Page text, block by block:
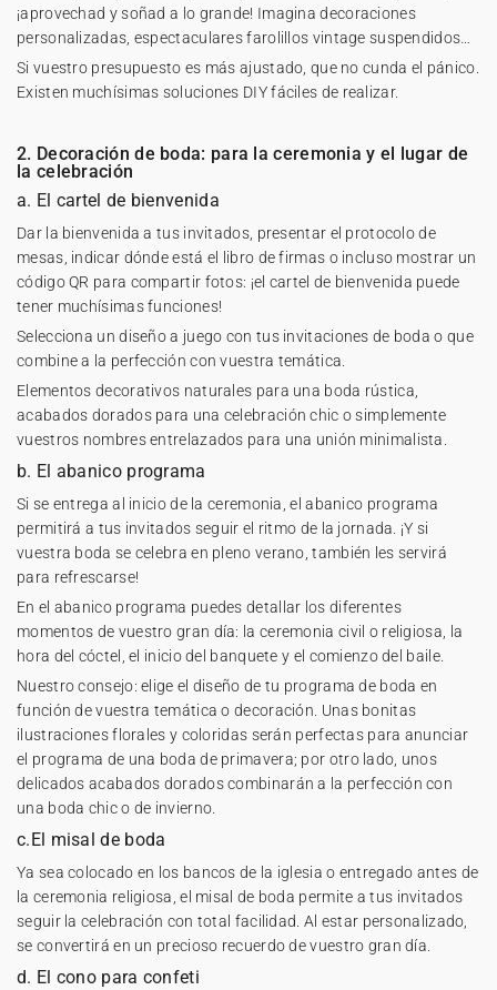
¡aprovechad y soñad a lo grande! Imagina decoraciones
personalizadas, espectaculares farolillos vintage suspendidos…
Si vuestro presupuesto es más ajustado, que no cunda el pánico.
Existen muchísimas soluciones DIY fáciles de realizar.
2. Decoración de boda: para la ceremonia y el lugar de
la celebración
a. El cartel de bienvenida
Dar la bienvenida a tus invitados, presentar el protocolo de
mesas, indicar dónde está el libro de firmas o incluso mostrar un
código QR para compartir fotos: ¡el cartel de bienvenida puede
tener muchísimas funciones!
Selecciona un diseño a juego con tus invitaciones de boda o que
combine a la perfección con vuestra temática.
Elementos decorativos naturales para una boda rústica,
acabados dorados para una celebración chic o simplemente
vuestros nombres entrelazados para una unión minimalista.
b. El abanico programa
Si se entrega al inicio de la ceremonia, elabanico programa
permitirá a tus invitados seguir el ritmo de la jornada. ¡Y si
vuestra boda se celebra en pleno verano, también les servirá
para refrescarse!
En el abanico programa puedes detallar los diferentes
momentos de vuestro gran día: la ceremonia civil o religiosa, la
hora del cóctel, el inicio del banquete y el comienzo del baile.
Nuestro consejo: elige el diseño de tu programa de boda en
función de vuestra temática o decoración. Unas bonitas
ilustraciones florales y coloridas serán perfectas para anunciar
el programa de una boda de primavera; por otro lado, unos
delicados acabados dorados combinarán a la perfección con
una boda chic o de invierno.
c.El misal de boda
Ya sea colocado en los bancos de la iglesia o entregado antes de
la ceremonia religiosa, el misal de boda permite a tus invitados
seguir la celebración con total facilidad. Al estar personalizado,
se convertirá en un precioso recuerdo de vuestro gran día.
d. El cono para confeti